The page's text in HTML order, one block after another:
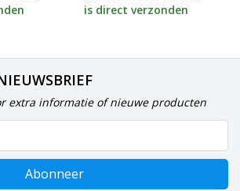
is direct verzonden
extra informatie of nieuwe producten
Abonneer